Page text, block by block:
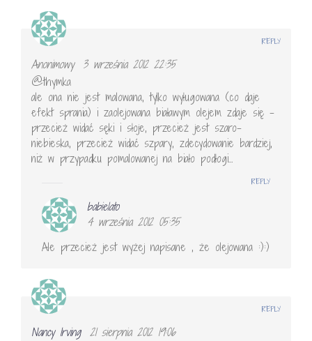
Anonimowy
3 września 2012 22:35
@thymka
ale ona nie jest malowana, tylko wyługowana (co daje
efekt sprania) i zaolejowana białawym olejem zdaje się –
przecież widać sęki i słoje, przecież jest szaro-
niebieska, przecież widać szpary, zdecydowanie bardziej,
niż w przypadku pomalowanej na biało podłogi…
REPLY
babielato
4 września 2012 05:35
Ale przecież jest wyżej napisane , że olejowana :):)
REPLY
Nancy Irving 21 sierpnia 2012 19:06
REPLY